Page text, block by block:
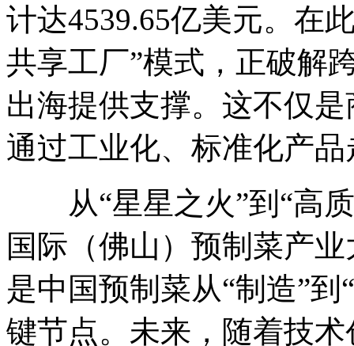
计达4539.65亿美元。在
共享工厂”模式，正破解
出海提供支撑。这不仅
通过工业化、标准化产
从“星星之火”到“高质
国际（佛山）预制菜产
是中国预制菜从“制造”到
键节点。未来，随着技